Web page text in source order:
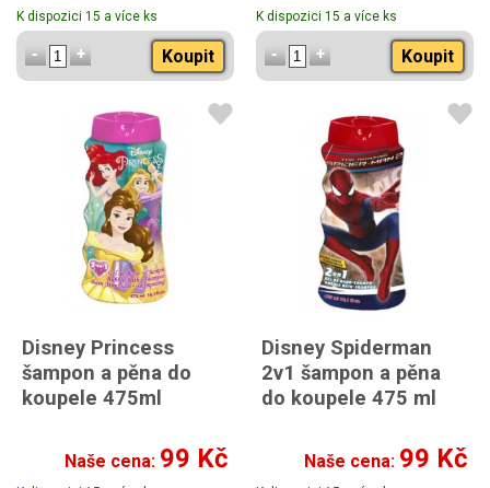
K dispozici 15 a více ks
Koupit
K dispozici 15 a více ks
Koupit
Disney Princess
šampon a pěna do
koupele 475ml
Naše cena: 99 Kč
Disney Spiderman
2v1 šampon a pěna
do koupele 475 ml
Naše cena: 99 Kč